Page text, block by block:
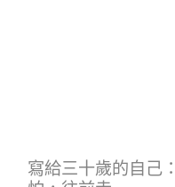
寫給三十歲的自己